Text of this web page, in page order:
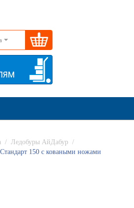
/ Ледобуры АйДабур /
150 с коваными ножами